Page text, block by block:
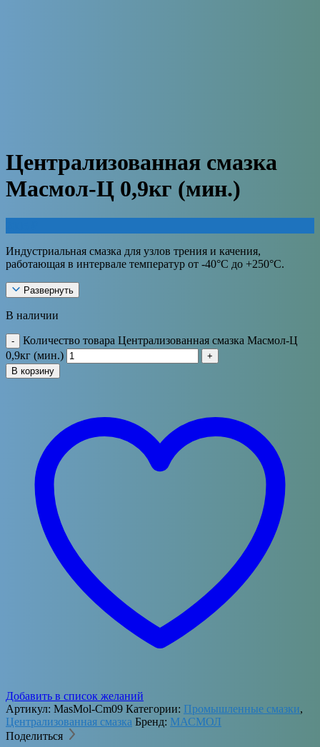
Централизованная смазка
Масмол-Ц 0,9кг (мин.)
Индустриальная смазка для узлов трения и качения,
работающая в интервале температур от -40°С до +250°С.
Развернуть
В наличии
-
Количество товара Централизованная смазка Масмол-Ц
0,9кг (мин.)
+
В корзину
Добавить в список желаний
Артикул: MasMol-Сm09 Категории: Промышленные смазки,
Централизованная смазка Бренд: МАСМОЛ
Поделиться